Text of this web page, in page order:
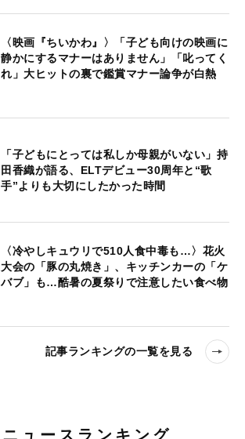
〈映画『ちいかわ』〉「子ども向けの映画に
静かにするマナーはありません」「叱ってく
れ」大ヒットの裏で鑑賞マナー論争が白熱
「子どもにとっては私しか母親がいない」持
田香織が語る、ELTデビュー30周年と“歌
手”よりも大切にしたかった時間
〈冷やしキュウリで510人食中毒も…〉花火
大会の「豚の丸焼き」、キッチンカーの「ケ
バブ」も…酷暑の夏祭りで注意したい食べ物
記事ランキングの一覧を見る
ニュースランキング